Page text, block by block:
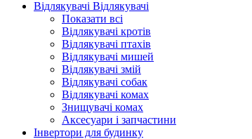
Відлякувачі Відлякувачі
Показати всі
Відлякувачі кротів
Відлякувачі птахів
Відлякувачі мишей
Відлякувачі змій
Відлякувачі собак
Відлякувачі комах
Знищувачі комах
Аксесуари і запчастини
Інвертори для будинку